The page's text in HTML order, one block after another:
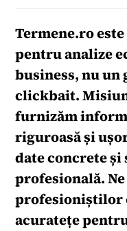
Termene.ro
pentru analize
business, nu un
clickbait.
furnizăm
riguroasă și
date concrete
profesională.
profesioniștilor
acuratețe